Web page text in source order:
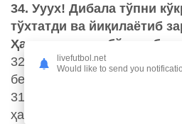
34. Ууух! Дибала тўпни
тўхтатди ва йиқилаётиб
Ҳаммаси яхши бўлди,
32. Аарон майдонга қайтди
беришда давом этади.
31. Рэмзи тиббий ёрдамга
ҳакам ўйинни тўхтатиб,
livefutbol.net
Would like to send you